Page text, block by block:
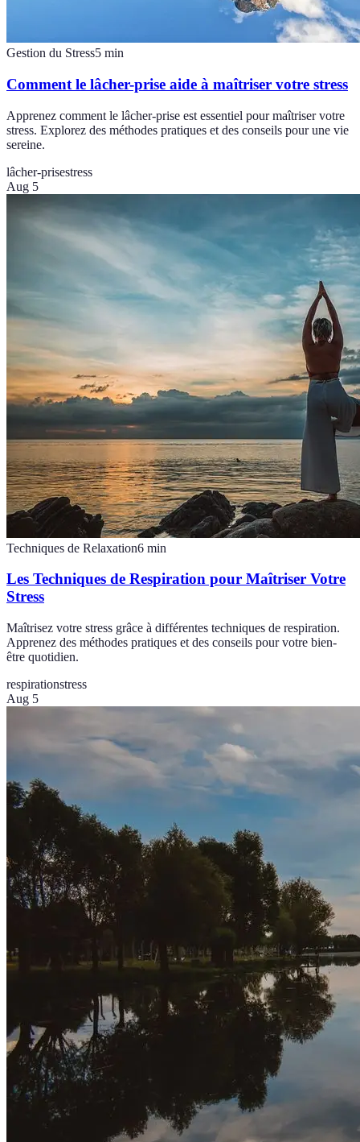
Gestion du Stress5 min
Comment le lâcher-prise aide à maîtriser votre stress
Apprenez comment le lâcher-prise est essentiel pour maîtriser votre
stress. Explorez des méthodes pratiques et des conseils pour une vie
sereine.
lâcher-prisestress
Aug 5
Techniques de Relaxation6 min
Les Techniques de Respiration pour Maîtriser Votre
Stress
Maîtrisez votre stress grâce à différentes techniques de respiration.
Apprenez des méthodes pratiques et des conseils pour votre bien-
être quotidien.
respirationstress
Aug 5